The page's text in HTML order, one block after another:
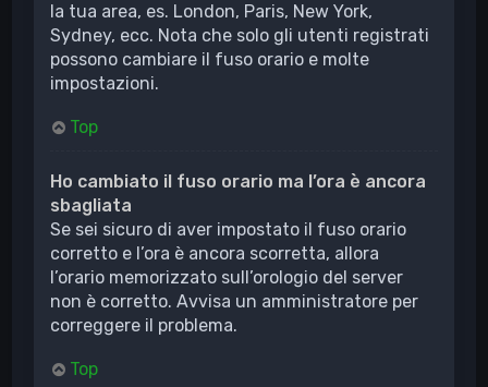
la tua area, es. London, Paris, New York,
Sydney, ecc. Nota che solo gli utenti registrati
possono cambiare il fuso orario e molte
impostazioni.
Top
Ho cambiato il fuso orario ma l’ora è ancora
sbagliata
Se sei sicuro di aver impostato il fuso orario
corretto e l’ora è ancora scorretta, allora
l’orario memorizzato sull’orologio del server
non è corretto. Avvisa un amministratore per
correggere il problema.
Top